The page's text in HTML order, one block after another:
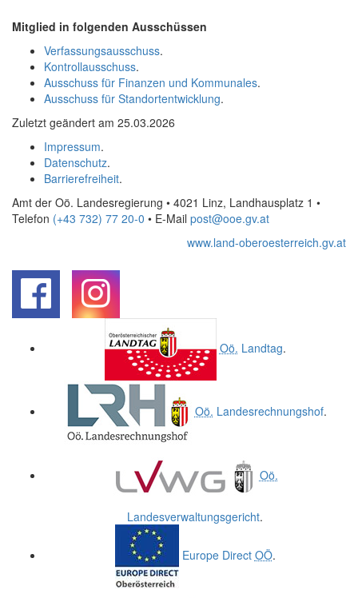
Mitglied in folgenden Ausschüssen
Verfassungsausschuss.
Kontrollausschuss.
Ausschuss für Finanzen und Kommunales.
Ausschuss für Standortentwicklung.
Zuletzt geändert am 25.03.2026
Impressum.
Datenschutz.
Barrierefreiheit.
Amt der Oö. Landesregierung • 4021 Linz, Landhausplatz 1 •
Telefon (+43 732) 77 20-0 • E-Mail post@ooe.gv.at
www.land-oberoesterreich.gv.at
Oö. Landtag.
Oö. Landesrechnungshof.
Oö.
Landesverwaltungsgericht.
Europe Direct OÖ.